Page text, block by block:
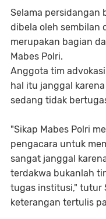
Selama persidangan
dibela oleh sembilan
merupakan bagian
Mabes Polri.
Anggota tim
hal itu janggal
sedang tidak
"Sikap Mabes Polri
pengacara untuk
sangat janggal
terdakwa bukanlah
tugas institusi," tutur
keterangan tertulis